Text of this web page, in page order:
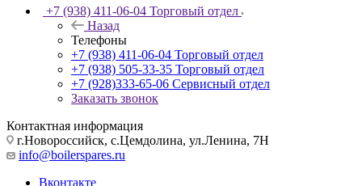
+7 (938) 411-06-04 Торговый отдел
Назад
Телефоны
+7 (938) 411-06-04 Торговый отдел
+7 (938) 505-33-35 Торговый отдел
+7 (928)333-65-06 Сервисный отдел
Заказать звонок
Контактная информация
г.Новороссийск, с.Цемдолина, ул.Ленина, 7Н
info@boilerspares.ru
Вконтакте